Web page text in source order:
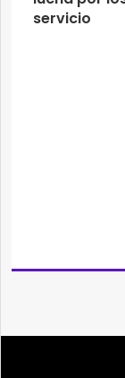
servicio